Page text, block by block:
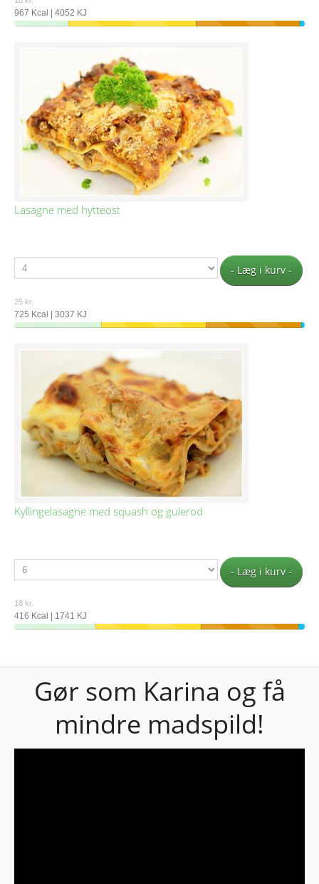
967 Kcal | 4052 KJ
Lasagne med hytteost
- Læg i kurv -
25 kr.
725 Kcal | 3037 KJ
Kyllingelasagne med squash og gulerod
- Læg i kurv -
18 kr.
416 Kcal | 1741 KJ
Gør som Karina og få
mindre madspild!